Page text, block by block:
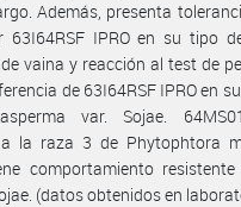
Además, presenta
63I64RSF IPRO en su tipo
vaina y reacción al test de
de 63I64RSF IPRO en
var. Sojae.
la raza 3 de Phytophtora
comportamiento
(datos obtenidos en